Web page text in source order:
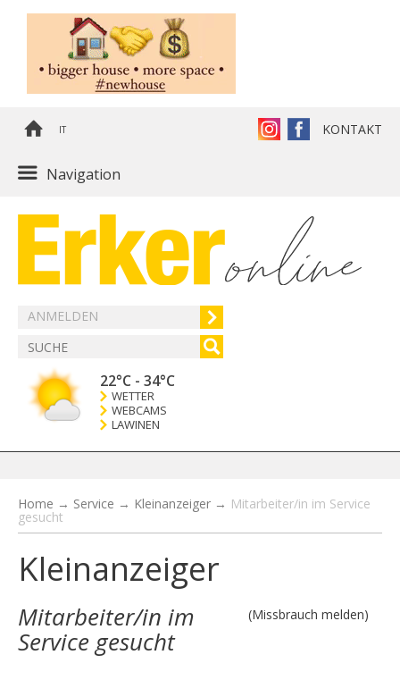
IT KONTAKT
Navigation
ANMELDEN
22°C - 34°C
WETTER
WEBCAMS
LAWINEN
Home → Service → Kleinanzeiger → Mitarbeiter/in im Service
gesucht
Kleinanzeiger
Mitarbeiter/in im
Service gesucht
(Missbrauch melden)